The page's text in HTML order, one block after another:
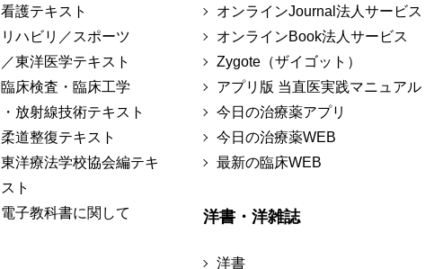
看護テキスト
リハビリ／スポーツ
／東洋医学テキスト
臨床検査・臨床工学
・放射線技術テキスト
柔道整復テキスト
東洋療法学校協会編テキ
スト
電子教科書に関して
オンラインJournal法人サービス
オンラインBook法人サービス
Zygote（ザイゴット）
アプリ版 当直医実践マニュアル
今日の治療薬アプリ
今日の治療薬WEB
最新の臨床WEB
洋書・洋雑誌
洋書